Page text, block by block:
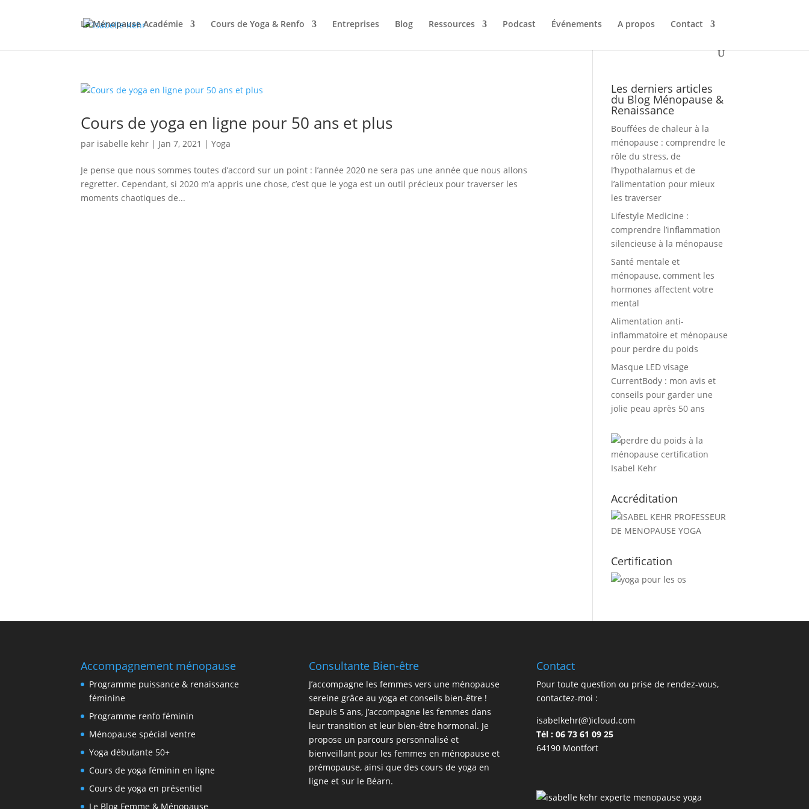
La Ménopause Académie Cours de Yoga & Renfo Entreprises Blog Ressources Podcast Événements A propos Contact
Cours de yoga en ligne pour 50 ans et plus
par isabelle kehr | Jan 7, 2021 |Yoga
Je pense que nous sommes toutes d’accord sur un point : l’année 2020 ne sera pas une année que nous allons
regretter. Cependant, si 2020 m’a appris une chose, c’est que le yoga est un outil précieux pour traverser les
moments chaotiques de...
Les derniers articles
du Blog Ménopause &
Renaissance
Bouffées de chaleur à la
ménopause : comprendre le
rôle du stress, de
l’hypothalamus et de
l’alimentation pour mieux
les traverser
Lifestyle Medicine :
comprendre l’inflammation
silencieuse à la ménopause
Santé mentale et
ménopause, comment les
hormones affectent votre
mental
Alimentation anti-
inflammatoire et ménopause
pour perdre du poids
Masque LED visage
CurrentBody : mon avis et
conseils pour garder une
jolie peau après 50 ans
Accréditation
Certification
Accompagnement ménopause
Programme puissance & renaissance
féminine
Programme renfo féminin
Ménopause spécial ventre
Yoga débutante 50+
Cours de yoga féminin en ligne
Cours de yoga en présentiel
Le Blog Femme & Ménopause
Consultante Bien-être
J’accompagne les femmes vers une ménopause
sereine grâce au yoga et conseils bien-être !
Depuis 5 ans, j’accompagne les femmes dans
leur transition et leur bien-être hormonal. Je
propose un parcours personnalisé et
bienveillant pour les femmes en ménopause et
prémopause, ainsi que des cours de yoga en
ligne et sur le Béarn.
Contact
Pour toute question ou prise de rendez-vous,
contactez-moi :
isabelkehr(@)icloud.com
Tél : 06 73 61 09 25
64190 Montfort